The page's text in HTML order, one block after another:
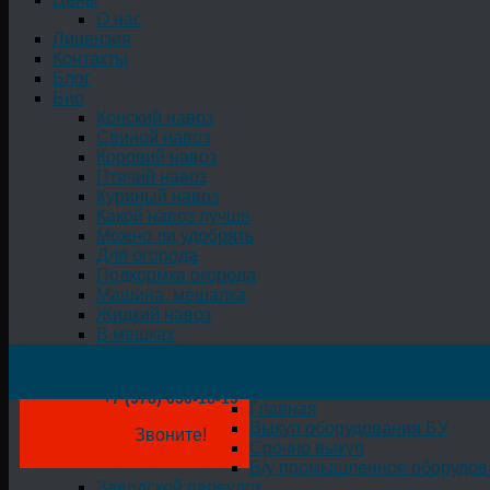
О нас
Лицензия
Контакты
Блог
Био
Конский навоз
Свиной навоз
Коровий навоз
Птичий навоз
Куриный навоз
Какой навоз лучше
Можно ли удобрять
Для огорода
Подкормка огорода
Машина, мешалка
Жидкий навоз
В мешках
+7 (978) 050-18-19
Звоните!
Главная
Выкуп оборудования БУ
Срочно выкуп
Б/у промышленное